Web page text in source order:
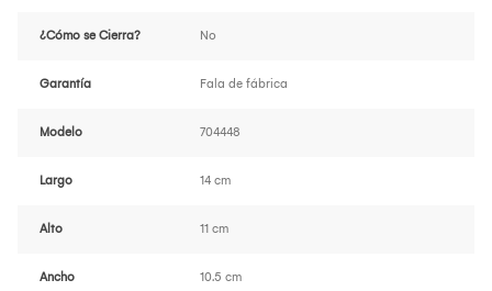
¿Cómo se Cierra? No
Garantía Fala de fábrica
Modelo 704448
Largo 14 cm
Alto 11 cm
Ancho 10.5 cm